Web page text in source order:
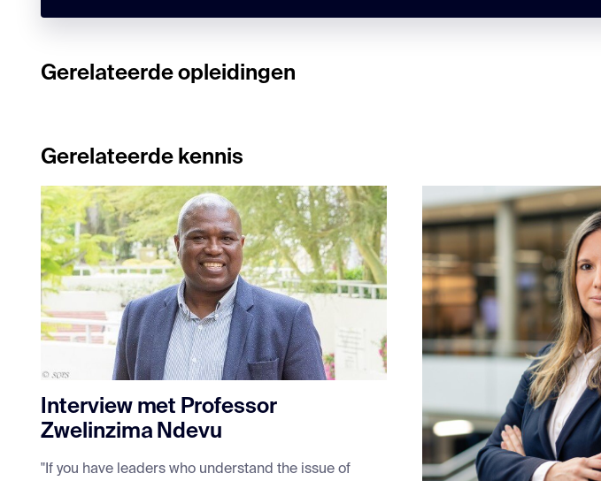
Gerelateerde opleidingen
Gerelateerde kennis
Interview met Professor
Zwelinzima Ndevu
"If you have leaders who understand the issue of